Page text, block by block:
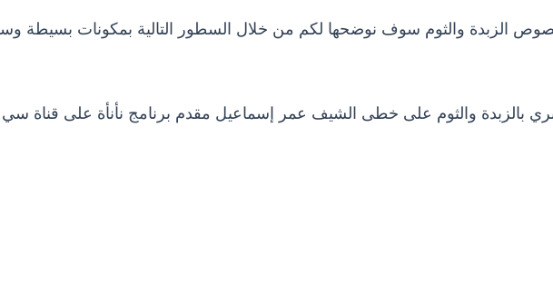
الزبدة والثوم سوف نوضحها لكم من خلال السطور التالية بمكونات بسيطة
بالزبدة والثوم على خطى الشيف عمر إسماعيل مقدم برنامج نأنأة على قناة